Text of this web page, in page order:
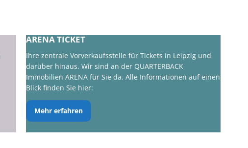
ARENA TICKET
Ihre zentrale Vorverkaufsstelle für Tickets in Leipzig und
darüber hinaus. Wir sind an der QUARTERBACK
Immobilien ARENA für Sie da. Alle Informationen auf einen
Blick finden Sie hier:
Mehr erfahren